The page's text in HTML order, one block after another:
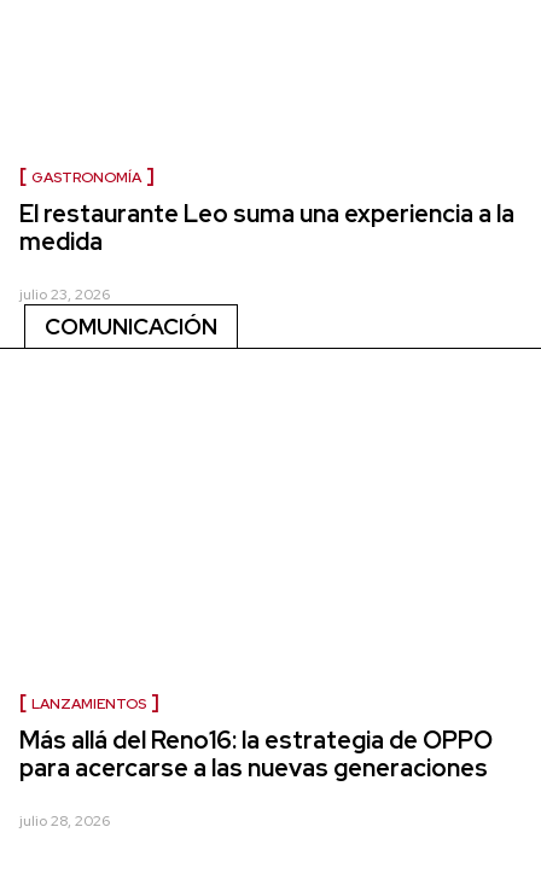
GASTRONOMÍA
El restaurante Leo suma una experiencia a la
medida
julio 23, 2026
COMUNICACIÓN
LANZAMIENTOS
Más allá del Reno16: la estrategia de OPPO
para acercarse a las nuevas generaciones
julio 28, 2026